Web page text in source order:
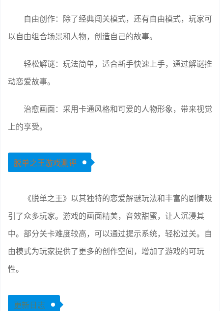
自由创作：除了经典闯关模式，还有自由模式，玩家可
以自由组合场景和人物，创造自己的故事。
轻松解谜：玩法简单，适合新手快速上手，通过解谜推
动恋爱故事。
治愈画面：采用卡通风格和可爱的人物形象，带来视觉
上的享受。
脱单之王游戏测评
《脱单之王》以其独特的恋爱解谜玩法和丰富的剧情吸
引了众多玩家。游戏的画面精美，音效甜蜜，让人沉浸其
中。部分关卡难度较高，可以通过提示系统，轻松过关。自
由模式为玩家提供了更多的创作空间，增加了游戏的可玩
性。
更新日志